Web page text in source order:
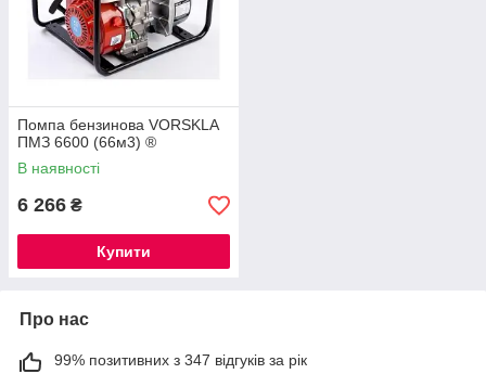
Помпа бензинова VORSKLA
ПМЗ 6600 (66м3) ®
В наявності
6 266 ₴
Купити
Про нас
99% позитивних з 347 відгуків за рік